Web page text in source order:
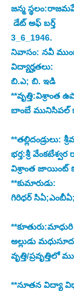
జన్మ
డేట్ అఫ్ బర్త్
3_6_1946.
నివాసం: నవీ
విద్యార్హతలు:
బి.ఎ; బి. ఇడి
**వృత్తి:విశ్రాంత
బాంబే మునిసిపల్
**తల్లిదండ్రులు:
భర్త:శ్రీ వేంకటేశ్వర
విశ్రాంత జాయింట్
**కుమారుడు:
గిరిధర్
అల్లుడు
వృత్తి/ప్రవృత్తిలో
**నూతన విద్యా